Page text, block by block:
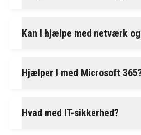
Kan I hjælpe med netværk
Hjælper I med Microsoft 365?
Hvad med IT-sikkerhed?